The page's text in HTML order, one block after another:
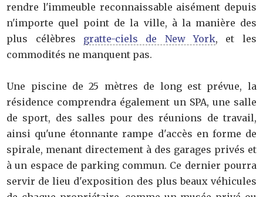
rendre l'immeuble reconnaissable aisément depuis
n'importe quel point de la ville, à la manière des
plus célèbres gratte-ciels de New York, et les
commodités ne manquent pas.
Une piscine de 25 mètres de long est prévue, la
résidence comprendra également un SPA, une salle
de sport, des salles pour des réunions de travail,
ainsi qu'une étonnante rampe d'accès en forme de
spirale, menant directement à des garages privés et
à un espace de parking commun. Ce dernier pourra
servir de lieu d'exposition des plus beaux véhicules